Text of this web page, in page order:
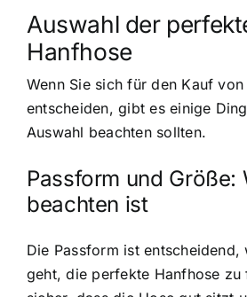
Auswahl der
Hanfhose
Wenn Sie sich für den Kauf
entscheiden, gibt es einige
Auswahl beachten sollten.
Passform und Größe:
beachten ist
Die Passform ist entscheidend,
geht, die perfekte Hanfhose zu